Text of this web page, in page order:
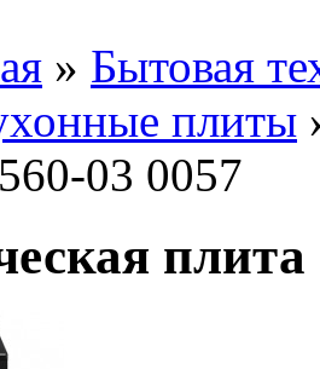
» Бытовая
плиты
03 0057